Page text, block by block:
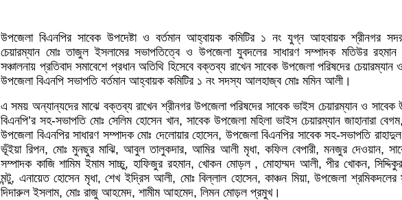
উপজেলা বিএনপির সাবেক উপদেষ্টা ও বর্তমান আহ্বায়ক কমিটির ১ নং যুগ্ন আহবায়ক শ্রীনগর
চেয়ারম্যান মোঃ তাজুল ইসলামের সভাপতিত্বে ও উপজেলা যুবদলের সাধারণ সম্পাদক মতিউর রহমান
সঞ্চালনায় প্রতিবাদ সমাবেশে প্রধান অতিথি হিসেবে বক্তব্য রাখেন সাবেক উপজেলা পরিষদের চেয়ারম্যান
উপজেলা বিএনপি সভাপতি বর্তমান আহ্বায়ক কমিটির ১ নং সদস্য আলহাজ্ব মোঃ মমিন আলী।
এ সময় অন্যান্যদের মাঝে বক্তব্য রাখেন শ্রীনগর উপজেলা পরিষদের সাবেক ভাইস চেয়ারম্যান ও সাবেক
বিএনপি’র সহ-সভাপতি মোঃ সেলিম হোসেন খান, সাবেক উপজেলা মহিলা ভাইস চেয়ারম্যান জাহানারা
উপজেলা বিএনপির সাধারণ সম্পাদক মোঃ দেলোয়ার হোসেন, উপজেলা বিএনপির সাবেক সহ-সভাপতি
ভূঁইয়া রিপন, মোঃ মুনছুর মাঝি, আবুল তালুকদার, আমির আলী মৃধা, কফিল বেপারী, মনজুর দেওয়ান,
সম্পাদক কাজি শামিম ইমাম সাচ্চু, হাফিজুর রহমান, খোকন মোড়ল , মোহাম্মদ আলী, পীর খোকন,
মন্টু, এনায়েত হোসেন মৃধা, শেখ ইদ্রিস আলী, মোঃ বিল্লাল হোসেন, কাঞ্চন মিয়া, উপজেলা শ্রমিকদলের
দিদারুল ইসলাম, মোঃ রাজু আহমেদ, শামীম আহমেদ, লিমন মোড়ল প্রমুখ।